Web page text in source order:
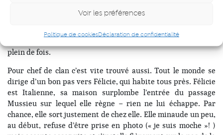
Voir les préférences
Politique de cookiesDéclaration de confidentialité
d’un côté, l’ombre de l’autre. Karim trouve le numéro 41
inscrit sur la poubelle du numéro 41 de la rue. Il s’occupe
condamné etfermé – facile, à Givors, il suffit de
plein de fois.
Pour chef de clan c’est vite trouvé aussi. Tout le monde se
dirige d’un bon pas vers Félicie, qui habite tous près. Félicie
est Italienne, sa maison surplombe l’entrée du passage
Mussieu sur lequel elle règne – rien ne lui échappe. Par
chance, elle sort justement de chez elle. Elle minaude un peu,
au début, refuse d’être prise en photo (« je suis moche »! )